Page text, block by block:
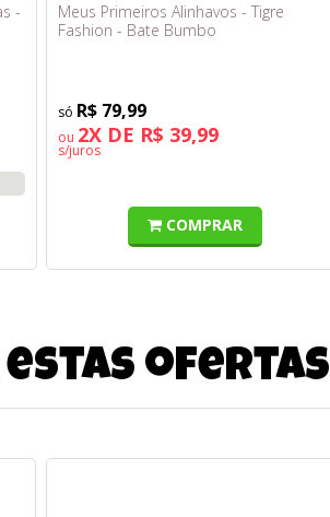
-
Meus Primeiros Alinhavos - Tigre
Fashion - Bate Bumbo
R$ 79,99
ou 2X DE R$ 39,99
s/juros
COMPRAR
estas ofertas